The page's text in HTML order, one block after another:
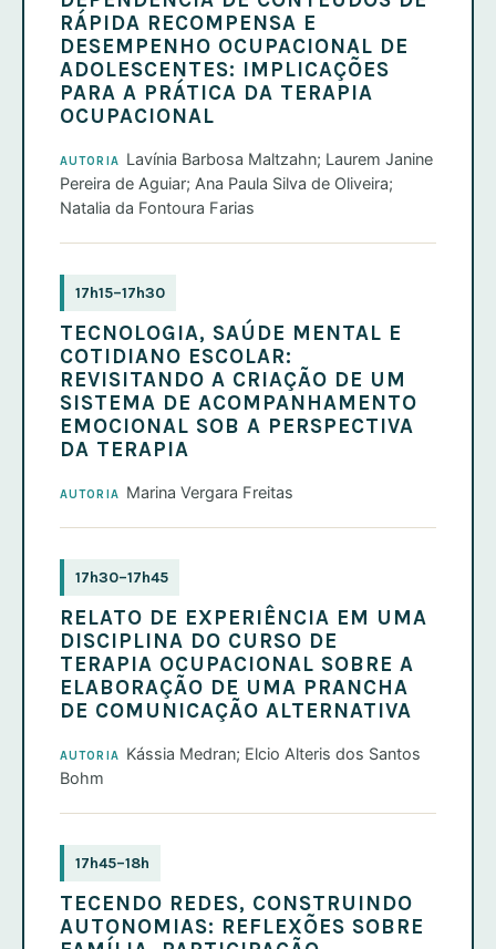
RÁPIDA RECOMPENSA E
DESEMPENHO OCUPACIONAL DE
ADOLESCENTES: IMPLICAÇÕES
PARA A PRÁTICA DA TERAPIA
OCUPACIONAL
AUTORIA
Lavínia Barbosa Maltzahn; Laurem Janine
Pereira de Aguiar; Ana Paula Silva de Oliveira;
Natalia da Fontoura Farias
17h15–17h30
TECNOLOGIA, SAÚDE MENTAL E
COTIDIANO ESCOLAR:
REVISITANDO A CRIAÇÃO DE UM
SISTEMA DE ACOMPANHAMENTO
EMOCIONAL SOB A PERSPECTIVA
DA TERAPIA
AUTORIA Marina Vergara Freitas
17h30–17h45
RELATO DE EXPERIÊNCIA EM UMA
DISCIPLINA DO CURSO DE
TERAPIA OCUPACIONAL SOBRE A
ELABORAÇÃO DE UMA PRANCHA
DE COMUNICAÇÃO ALTERNATIVA
AUTORIA
Kássia Medran; Elcio Alteris dos Santos
Bohm
17h45–18h
TECENDO REDES, CONSTRUINDO
AUTONOMIAS: REFLEXÕES SOBRE